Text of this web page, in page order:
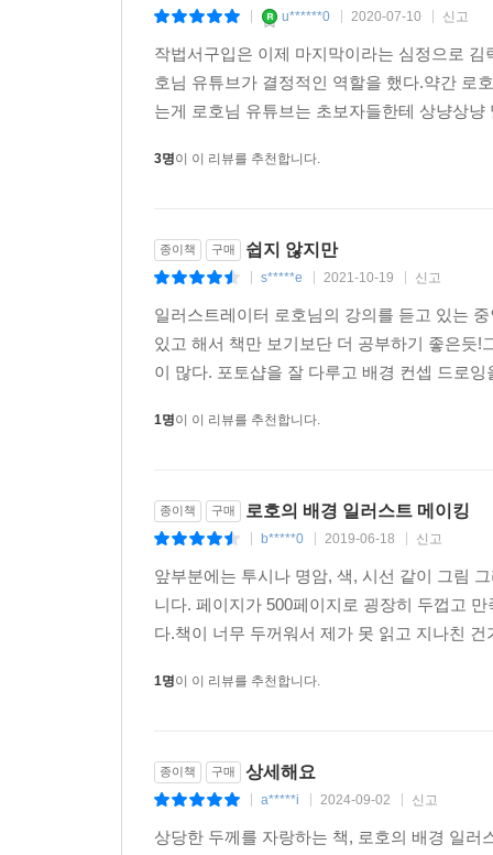
야외 카페
STEP 02. 투시를 만들면서 스케치하기
STEP 03. 초벌 채색
STEP 04. 디테일 채색
STEP 05. 빛 추가하기
STEP 08. 최종 보정으로 완성
STEP 01. 구상
STEP 02. 구성물 그리기 - 연잎과 기둥
STEP 03. 중간 점검
STEP 04. 디테일 채색
세상의 꿈
STEP 02. 이미지 보드
STEP 03. 면으로 공간 채우기
STEP 04. 디테일 스케치
유물 보관소
STEP 01. 배경이란?
u******0 2020-07-10 신고
작법서구입은 이제 마지막이라는 심정으로
호님 유튜브가 결정적인 역할을 했다.약간 로
는게 로호님 유튜브는 초보자들한테 상냥상
3명이 이 리뷰를 추천합니다.
종이책 구매 쉽지 않지만
s*****e 2021-10-19 신고
일러스트레이터 로호님의 강의를 듣고 있는
있고 해서 책만 보기보단 더 공부하기 좋은듯
이 많다. 포토샵을 잘 다루고 배경 컨셉 드로
1명이 이 리뷰를 추천합니다.
종이책 구매 로호의 배경 일러스트 메이킹
b*****0 2019-06-18 신고
앞부분에는 투시나 명암, 색, 시선 같이 그림
니다. 페이지가 500페이지로 굉장히 두껍고
다.책이 너무 두꺼워서 제가 못 읽고 지나친
1명이 이 리뷰를 추천합니다.
종이책 구매 상세해요
a*****i 2024-09-02 신고
상당한 두께를 자랑하는 책, 로호의 배경 일